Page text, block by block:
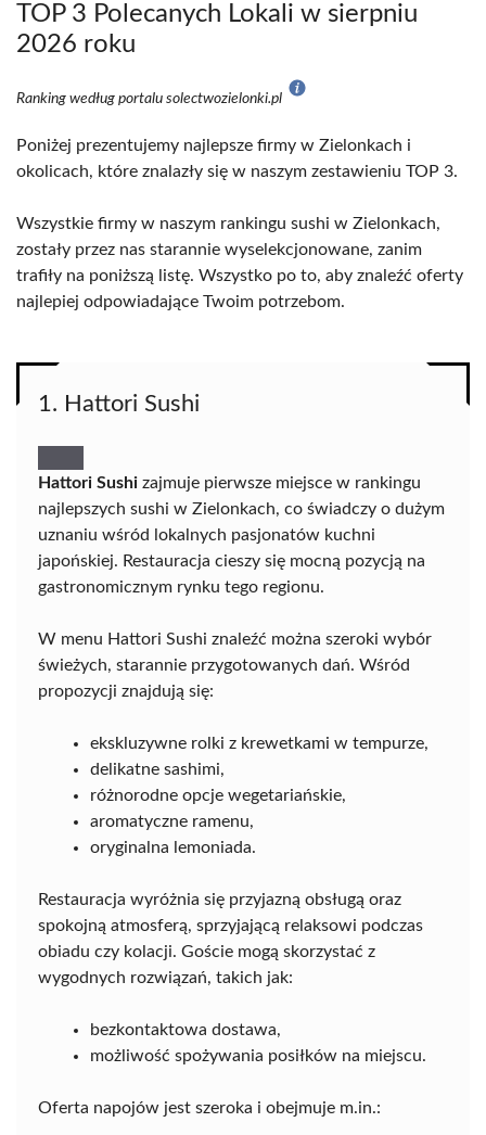
TOP 3 Polecanych Lokali w sierpniu
2026 roku
Ranking według portalu solectwozielonki.pl
Poniżej prezentujemy najlepsze firmy w Zielonkach i
okolicach, które znalazły się w naszym zestawieniu TOP 3.
Wszystkie firmy w naszym rankingu sushi w Zielonkach,
zostały przez nas starannie wyselekcjonowane, zanim
trafiły na poniższą listę. Wszystko po to, aby znaleźć oferty
najlepiej odpowiadające Twoim potrzebom.
1. Hattori Sushi
Hattori Sushi zajmuje pierwsze miejsce w rankingu
najlepszych sushi w Zielonkach, co świadczy o dużym
uznaniu wśród lokalnych pasjonatów kuchni
japońskiej. Restauracja cieszy się mocną pozycją na
gastronomicznym rynku tego regionu.
W menu Hattori Sushi znaleźć można szeroki wybór
świeżych, starannie przygotowanych dań. Wśród
propozycji znajdują się:
ekskluzywne rolki z krewetkami w tempurze,
delikatne sashimi,
różnorodne opcje wegetariańskie,
aromatyczne ramenu,
oryginalna lemoniada.
Restauracja wyróżnia się przyjazną obsługą oraz
spokojną atmosferą, sprzyjającą relaksowi podczas
obiadu czy kolacji. Goście mogą skorzystać z
wygodnych rozwiązań, takich jak:
bezkontaktowa dostawa,
możliwość spożywania posiłków na miejscu.
Oferta napojów jest szeroka i obejmuje m.in.: